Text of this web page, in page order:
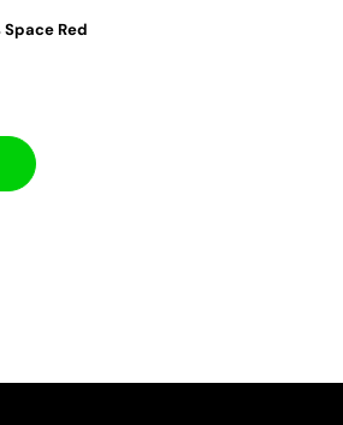
Red